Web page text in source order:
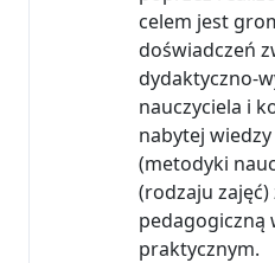
celem jest
doświadczeń
dydaktyczno-
nauczyciela i
nabytej
(metodyki
(rodzaju
pedagogiczną
praktycznym.